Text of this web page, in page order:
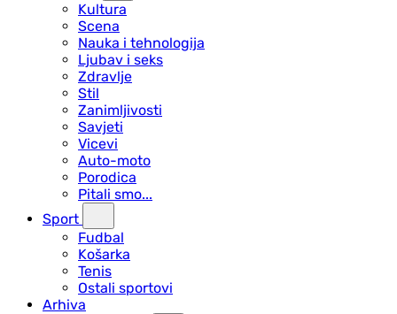
Kultura
Scena
Nauka i tehnologija
Ljubav i seks
Zdravlje
Stil
Zanimljivosti
Savjeti
Vicevi
Auto-moto
Porodica
Pitali smo...
Sport
Fudbal
Košarka
Tenis
Ostali sportovi
Arhiva